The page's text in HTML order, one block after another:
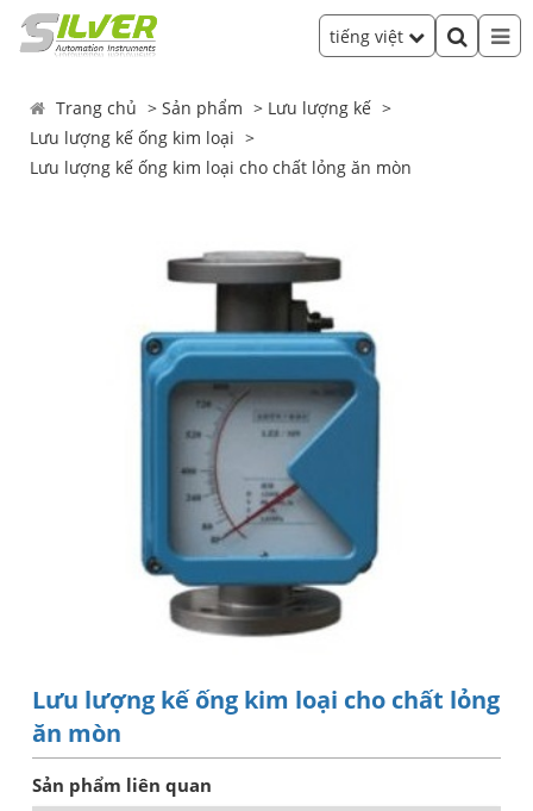
tiếng việt
Trang chủ Sản phẩm
Lưu lượng kế
Lưu lượng kế ống kim loại
Lưu lượng kế ống kim loại cho chất lỏng ăn mòn
Lưu lượng kế ống kim loại cho chất lỏng
ăn mòn
Sản phẩm liên quan